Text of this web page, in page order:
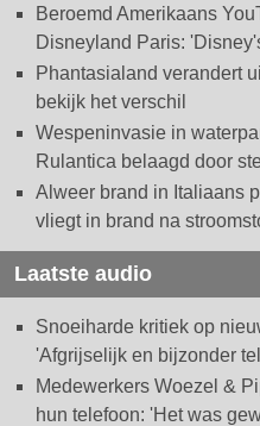
Beroemd Amerikaans
Disneyland Paris:
Phantasialand verandert
bekijk het verschil
Wespeninvasie in
Rulantica belaagd door
Alweer brand in Italiaans
vliegt in brand na
Laatste audio
Snoeiharde kritiek op
'Afgrijselijk en bijzonder
Medewerkers Woezel &
hun telefoon: 'Het was